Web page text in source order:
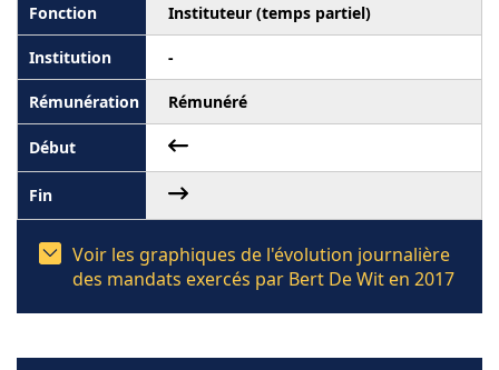
Instituteur (temps partiel)
-
Rémunéré
Voir les graphiques de l'évolution journalière
des mandats exercés par Bert De Wit en 2017